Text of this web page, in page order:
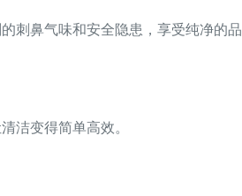
刺鼻气味和安全隐患，享受纯净的品
洁变得简单高效。